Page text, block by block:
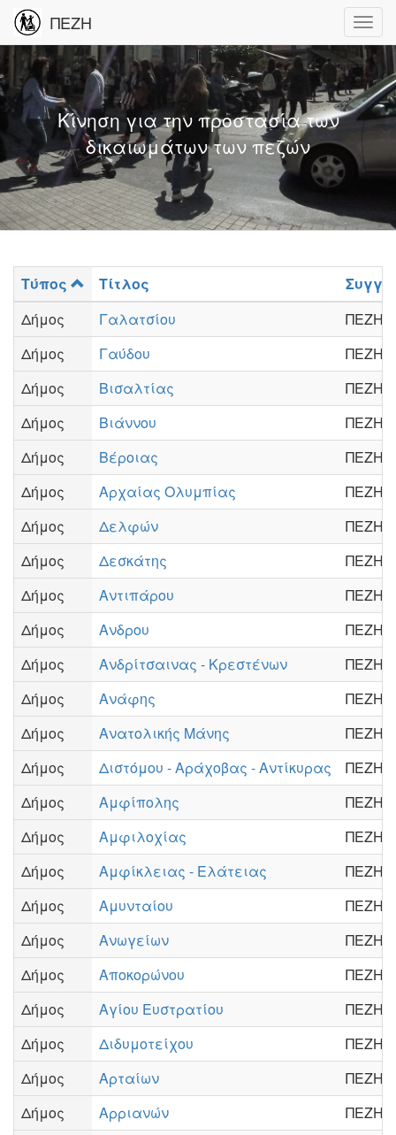
ΠΕΖΗ
Κίνηση για την προστασία των
δικαιωμάτων των πεζών
Τύπος Τίτλος
Δήμος
Γαλατσίου
ΠΕΖΗ
Δήμος
Γαύδου
ΠΕΖΗ
Δήμος
Βισαλτίας
ΠΕΖΗ
Δήμος
Βιάννου
ΠΕΖΗ
Δήμος
Βέροιας
ΠΕΖΗ
Δήμος
Αρχαίας Ολυμπίας
ΠΕΖΗ
Δήμος
Δελφών
ΠΕΖΗ
Δήμος
Δεσκάτης
ΠΕΖΗ
Δήμος
Αντιπάρου
ΠΕΖΗ
Δήμος
Ανδρου
ΠΕΖΗ
Δήμος
Ανδρίτσαινας - Κρεστένων
ΠΕΖΗ
Δήμος
Ανάφης
ΠΕΖΗ
Δήμος
Ανατολικής Μάνης
ΠΕΖΗ
Δήμος
Διστόμου - Αράχοβας - Αντίκυρας
ΠΕΖΗ
Δήμος
Αμφίπολης
ΠΕΖΗ
Δήμος
Αμφιλοχίας
ΠΕΖΗ
Δήμος
Αμφίκλειας - Ελάτειας
ΠΕΖΗ
Δήμος
Αμυνταίου
ΠΕΖΗ
Δήμος
Ανωγείων
ΠΕΖΗ
Δήμος
Αποκορώνου
ΠΕΖΗ
Δήμος
Αγίου Ευστρατίου
ΠΕΖΗ
Δήμος
Διδυμοτείχου
ΠΕΖΗ
Δήμος
Αρταίων
ΠΕΖΗ
Δήμος
Αρριανών
ΠΕΖΗ